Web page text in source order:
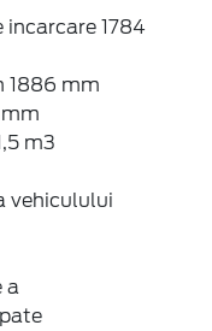
1784
1886 mm
m3
vehiculului
a